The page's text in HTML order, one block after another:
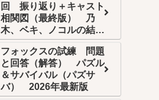
回 振り返り＋キャスト
相関図（最終版） 乃
木、ベキ、ノコルの結末
は？続編はある？
フォックスの試練 問題
と回答（解答） パズル
＆サバイバル（パズサ
バ） 2026年最新版